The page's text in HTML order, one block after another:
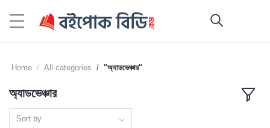
Home All categories "অ্যাডভেঞ্চার"
অ্যাডভেঞ্চার
Sort by